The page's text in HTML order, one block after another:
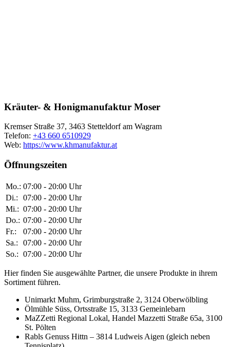
Kräuter- & Honigmanufaktur Moser
Kremser Straße 37, 3463 Stetteldorf am Wagram
Telefon: +43 660 6510929
Web: https://www.khmanufaktur.at
Öffnungszeiten
Mo.: 07:00 - 20:00 Uhr
Di.:
07:00 - 20:00 Uhr
Mi.: 07:00 - 20:00 Uhr
Do.: 07:00 - 20:00 Uhr
Fr.:
07:00 - 20:00 Uhr
Sa.:
07:00 - 20:00 Uhr
So.: 07:00 - 20:00 Uhr
Hier finden Sie ausgewählte Partner, die unsere Produkte in ihrem
Sortiment führen.
Unimarkt Muhm, Grimburgstraße 2, 3124 Oberwölbling
Ölmühle Süss, Ortsstraße 15, 3133 Gemeinlebarn
MaZZetti Regional Lokal, Handel Mazzetti Straße 65a, 3100
St. Pölten
Rabls Genuss Hittn – 3814 Ludweis Aigen (gleich neben